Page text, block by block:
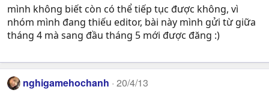
mình không biết còn có thể tiếp tục được không, vì
nhóm mình đang thiếu editor, bài này mình gửi từ giữa
tháng 4 mà sang đầu tháng 5 mới được đăng :)
nghigamehochanh 20/4/13